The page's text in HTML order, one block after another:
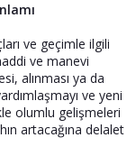
ve geçimle ilgili
ve manevi
alınması ya da
ve yeni
olumlu gelişmeleri
artacağına delalet